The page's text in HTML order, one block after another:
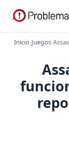
Inicio›Juegos›